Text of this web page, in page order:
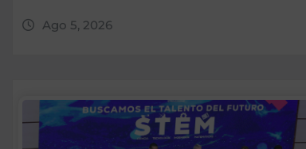
Ago 5, 2026